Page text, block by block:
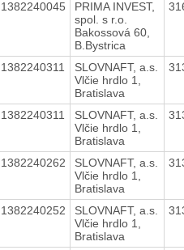
1382240045
PRIMA INVEST,
spol. s r.o.
Bakossová 60,
B.Bystrica
1382240311
SLOVNAFT, a.s.
Vlčie hrdlo 1,
Bratislava
1382240311
SLOVNAFT, a.s.
Vlčie hrdlo 1,
Bratislava
1382240262
SLOVNAFT, a.s.
Vlčie hrdlo 1,
Bratislava
1382240252
SLOVNAFT, a.s.
Vlčie hrdlo 1,
Bratislava